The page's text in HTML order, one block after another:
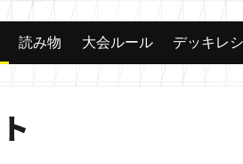
カー
読み物 大会ルール デッキレ